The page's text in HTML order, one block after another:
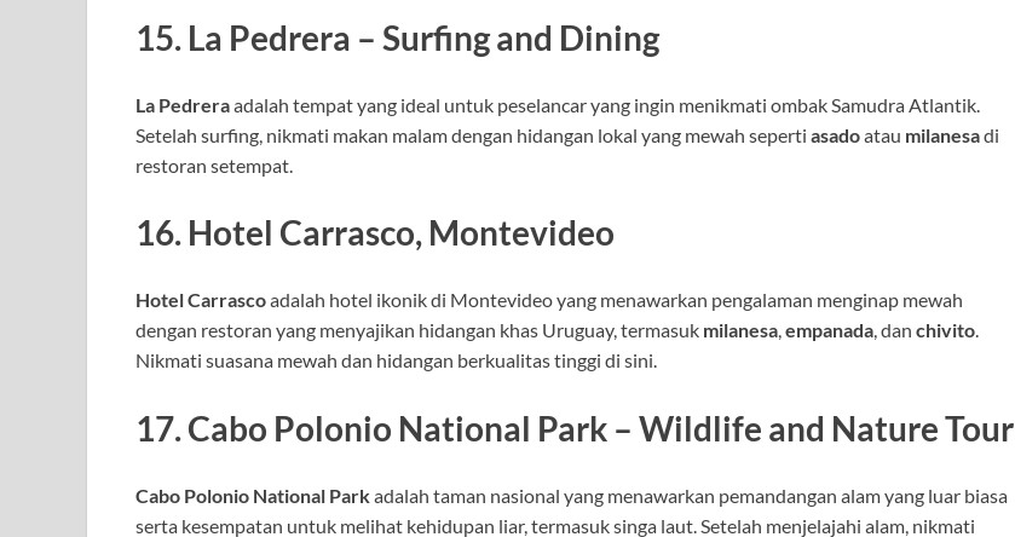
15. La Pedrera – Surfing and Dining
La Pedreraadalah tempat yang ideal untuk peselancar yang ingin menikmati ombak Samudra Atlantik.
Setelah surfing, nikmati makan malam dengan hidangan lokal yang mewah seperti asadoatau milanesadi
restoran setempat.
16. Hotel Carrasco, Montevideo
Hotel Carrascoadalah hotel ikonik di Montevideo yang menawarkan pengalaman menginap mewah
dengan restoran yang menyajikan hidangan khas Uruguay, termasuk milanesa,empanada, dan chivito.
Nikmati suasana mewah dan hidangan berkualitas tinggi di sini.
17.Cabo Polonio National Park – Wildlife and Nature Tour
Cabo Polonio National Parkadalah taman nasional yang menawarkan pemandangan alam yang luar biasa
serta kesempatan untuk melihat kehidupan liar, termasuk singa laut. Setelah menjelajahi alam, nikmati